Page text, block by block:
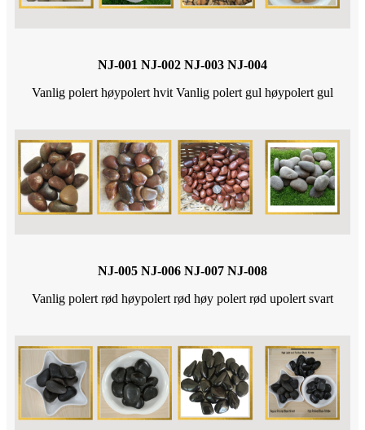
NJ-001 NJ-002 NJ-003 NJ-004
Vanlig polert høypolert hvit Vanlig polert gul høypolert gul
NJ-005 NJ-006 NJ-007 NJ-008
Vanlig polert rød høypolert rød høy polert rød upolert svart